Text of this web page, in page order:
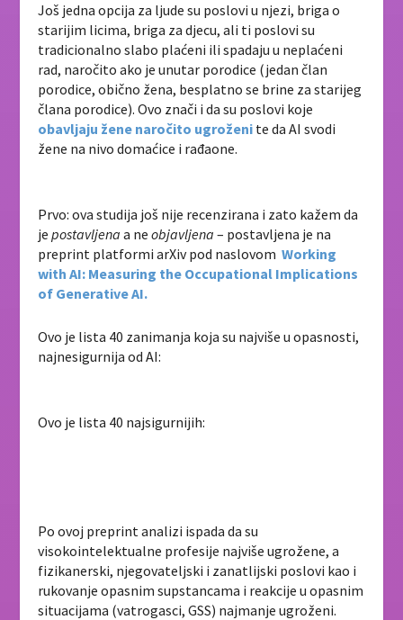
Još jedna opcija za ljude su poslovi u njezi, briga o
starijim licima, briga za djecu, ali ti poslovi su
tradicionalno slabo plaćeni ili spadaju u neplaćeni
rad, naročito ako je unutar porodice (jedan član
porodice, obično žena, besplatno se brine za starijeg
člana porodice). Ovo znači i da su poslovi koje
obavljaju žene naročito ugroženi te da AI svodi
žene na nivo domaćice i rađaone.
Prvo: ova studija još nije recenzirana i zato kažem da
jepostavljena a neobjavljena – postavljena je na
preprint platformi arXiv pod naslovomWorking
with AI: Measuring the Occupational Implications
of Generative AI.
Ovo je lista 40 zanimanja koja su najviše u opasnosti,
najnesigurnija od AI:
Ovo je lista 40 najsigurnijih:
Po ovoj preprint analizi ispada da su
visokointelektualne profesije najviše ugrožene, a
fizikanerski, njegovateljski i zanatlijski poslovi kao i
rukovanje opasnim supstancama i reakcije u opasnim
situacijama (vatrogasci, GSS) najmanje ugroženi.